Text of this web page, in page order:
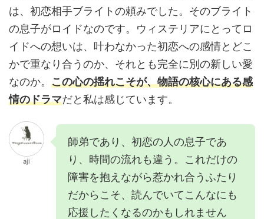
は、初恋相手ブライトの頼みでした。そのブライト
の息子がロイドなのです。ウィステリアにとってロ
イドへの想いは、叶わなかった初恋への感情とどこ
かで重なり合うのか、それとも完全に別の新しい愛
なのか。 この心の揺れこそが、物語の核心にある感
情のドラマだと私は感じています。
aji
師弟であり、初恋の人の息子であ
り、時間の流れも違う。これだけの
障害を抱えながら惹かれ合うふたり
だからこそ、読んでいてこんなにも
応援したくなるのかもしれません